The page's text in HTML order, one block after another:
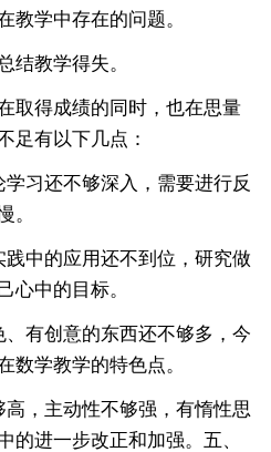
教学中存在的问题。
结教学得失。
取得成绩的同时，也在思量
足有以下几点：
习还不够深入，需要进行反
。
中的应用还不到位，研究做
心中的目标。
有创意的东西还不够多，今
数学教学的特色点。
，主动性不够强，有惰性思
的进一步改正和加强。五、